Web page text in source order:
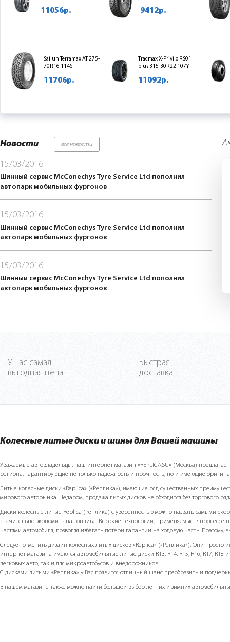
11056р. 9412р.
Sailun Terramax AT 275-
70R16 114S
11706р.
Tracmax X-Privilo RS01
plus 315-30R22 107Y
11092р.
Новости все новости
15/03/2016
Шинный сервис McConechys Tyre Service Ltd пополнил
автопарк мобильных фургонов
15/03/2016
Шинный сервис McConechys Tyre Service Ltd пополнил
автопарк мобильных фургонов
15/03/2016
Шинный сервис McConechys Tyre Service Ltd пополнил
автопарк мобильных фургонов
У нас самая
выгодная цена
Быстрая
доставка
Колесные литые диски и шины для Вашей машины
Уважаемые автовладельцы, наш интернет-магазин «REPLICA.SU» (Москва)
региона, гарантирующие не только надёжность и прочность, но и имеющие
Литые колесные диски «Replicа» («Реплика»), имеющие ряд существенных
мирового авторынка. Недаром, продажа литых дисков не обходится без торгового
Диски колесные литые Replicа (Реплика) с уверенностью можно назвать самыми
значительно экономить на топливе. Высокие технологии, применяемые в процессе
частями автомобиля, позволяя избегать потери гарантии на ходовую часть.
Следует отметить дизайн колесных литых дисков «Replicа» («Реплика»). Они
интернет-магазина имеются автомобильные литые диски R13, R14, R15, R16, R17,
легковых авто, так и для микроавтобусов и внедорожников.
С дисками литыми «Реплика» у Вас появится отличный шанс преобразить и
В нашем магазине также можно найти большой выбор летних и зимних